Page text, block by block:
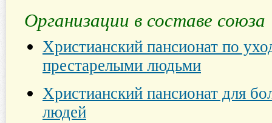
Организации в составе союза
Христианский пансионат по
престарелыми людьми
Христианский пансионат для
людей